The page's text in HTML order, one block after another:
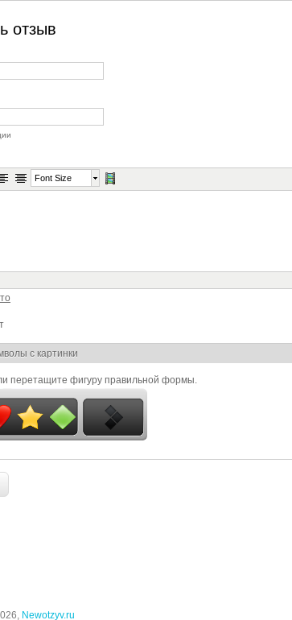
отзыв
Font Size
с картинки
перетащите фигуру правильной формы.
Newotzyv.ru